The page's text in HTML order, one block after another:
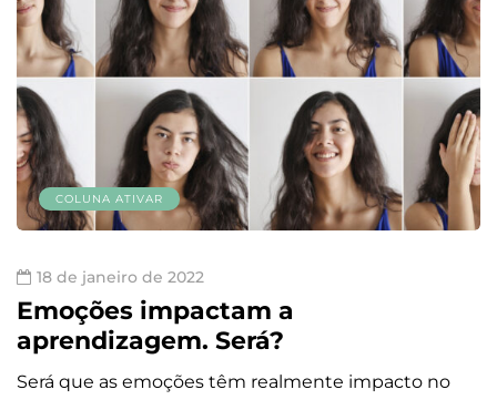
COLUNA ATIVAR
18 de janeiro de 2022
Emoções impactam a
aprendizagem. Será?
Será que as emoções têm realmente impacto no